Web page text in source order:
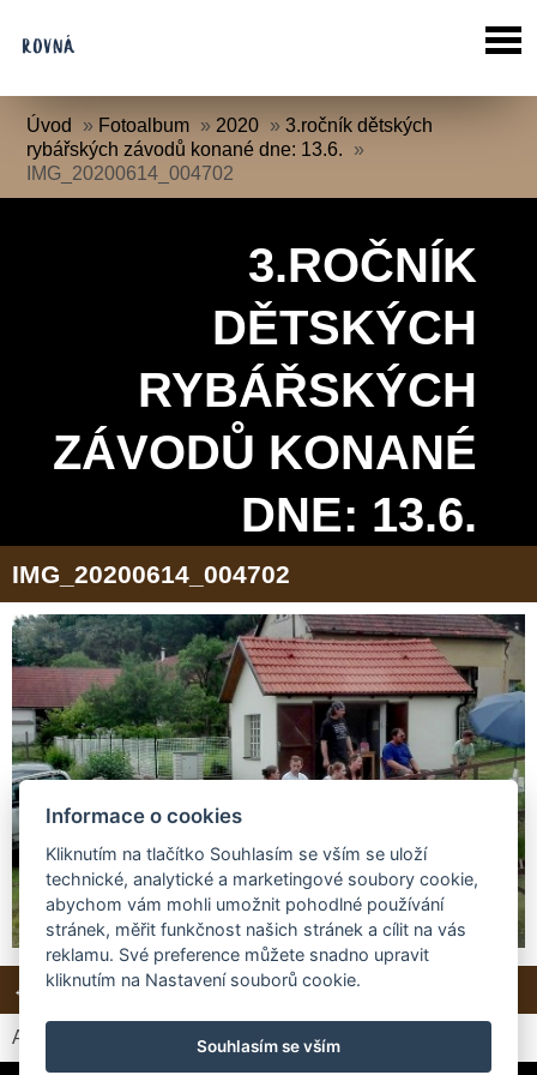
Úvod » Fotoalbum » 2020 »3.ročník dětských
rybářských závodů konané dne: 13.6.
»
IMG_20200614_004702
3.ROČNÍK
DĚTSKÝCH
RYBÁŘSKÝCH
ZÁVODŮ KONANÉ
DNE: 13.6.
IMG_20200614_004702
← Předchozí Další → Zpět do složky
Automatické procházení: 3 | 4| |
Informace o cookies
Kliknutím na tlačítko Souhlasím se vším se uloží
technické, analytické a marketingové soubory cookie,
abychom vám mohli umožnit pohodlné používání
stránek, měřit funkčnost našich stránek a cílit na vás
reklamu. Své preference můžete snadno upravit
kliknutím na Nastavení souborů cookie.
Souhlasím se vším